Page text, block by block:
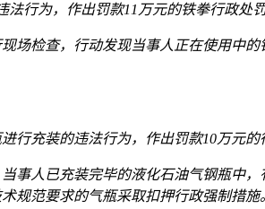
行为，作出罚款11万元的铁拳行政处
场检查，行动发现当事人正在使用中
行充装的违法行为，作出罚款10万元的
事人已充装完毕的液化石油气钢瓶中
范要求的气瓶采取扣押行政强制措施